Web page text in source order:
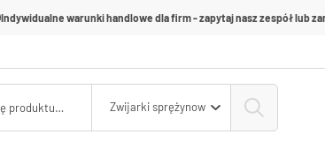
Indywidualne warunki handlowe dla firm - zapytaj nasz zespół lub
Zwijarki sprężynowe